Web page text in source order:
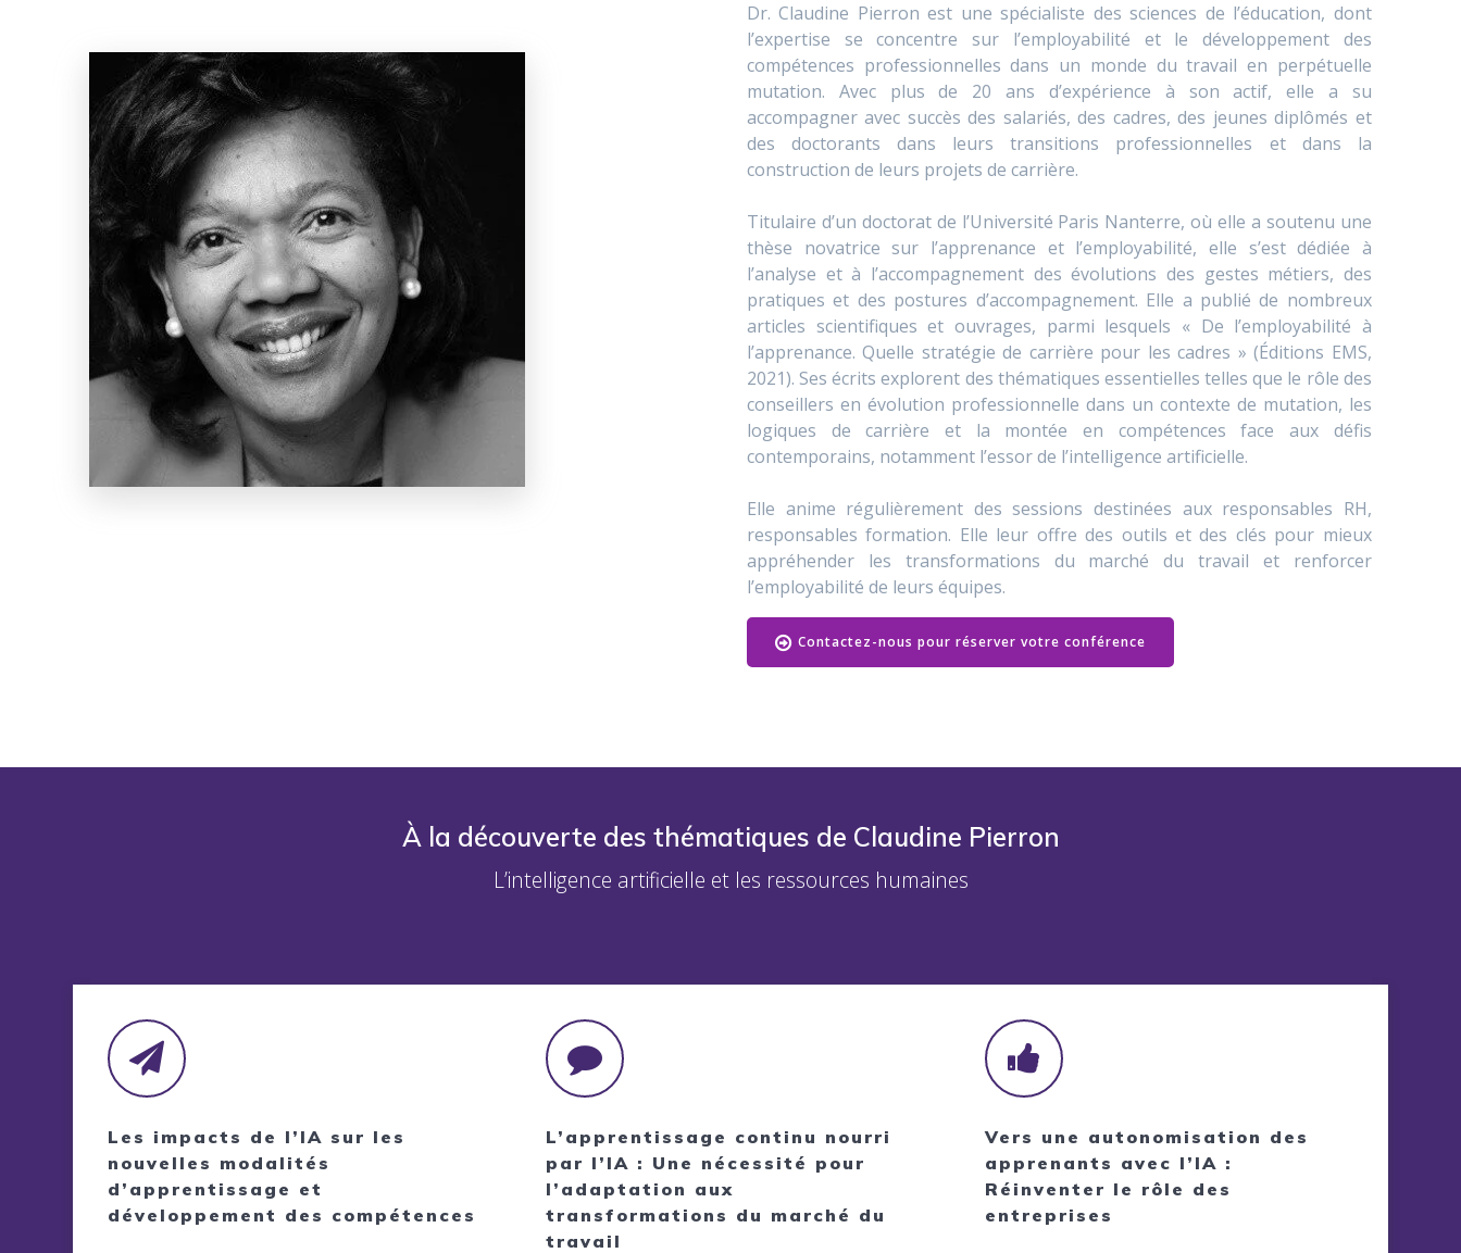
Dr. Claudine Pierron est une spécialiste des sciences de l’éducation, dont
l’expertise se concentre sur l’employabilité et le développement des
compétences professionnelles dans un monde du travail en perpétuelle
mutation. Avec plus de 20 ans d’expérience à son actif, elle a su
accompagner avec succès des salariés, des cadres, des jeunes diplômés et
des doctorants dans leurs transitions professionnelles et dans la
construction de leurs projets de carrière.
Titulaire d’un doctorat de l’Université Paris Nanterre, où elle a soutenu une
thèse novatrice sur l’apprenance et l’employabilité, elle s’est dédiée à
l’analyse et à l’accompagnement des évolutions des gestes métiers, des
pratiques et des postures d’accompagnement. Elle a publié de nombreux
articles scientifiques et ouvrages, parmi lesquels « De l’employabilité à
l’apprenance. Quelle stratégie de carrière pour les cadres » (Éditions EMS,
2021). Ses écrits explorent des thématiques essentielles telles que le rôle des
conseillers en évolution professionnelle dans un contexte de mutation, les
logiques de carrière et la montée en compétences face aux défis
contemporains, notamment l’essor de l’intelligence artificielle.
Elle anime régulièrement des sessions destinées aux responsables RH,
responsables formation. Elle leur offre des outils et des clés pour mieux
appréhender les transformations du marché du travail et renforcer
l’employabilité de leurs équipes.
Contactez-nous pour réserver votre conférence
À la découverte des thématiques de Claudine Pierron
L’intelligence artificielle et les ressources humaines
Les impacts de l’IA sur les
nouvelles modalités
d’apprentissage et
développement des compétences
L’apprentissage continu nourri
par l’IA : Une nécessité pour
l’adaptation aux
transformations du marché du
travail
Vers une autonomisation des
apprenants avec l’IA :
Réinventer le rôle des
entreprises